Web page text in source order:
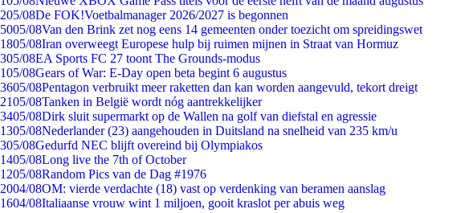
205/08De FOK!Voetbalmanager 2026/2027 is begonnen
5005/08Van den Brink zet nog eens 14 gemeenten onder toezicht om spreidingswet
1805/08Iran overweegt Europese hulp bij ruimen mijnen in Straat van Hormuz
305/08EA Sports FC 27 toont The Grounds-modus
105/08Gears of War: E-Day open beta begint 6 augustus
3605/08Pentagon verbruikt meer raketten dan kan worden aangevuld, tekort dreigt
2105/08Tanken in België wordt nóg aantrekkelijker
3405/08Dirk sluit supermarkt op de Wallen na golf van diefstal en agressie
1305/08Nederlander (23) aangehouden in Duitsland na snelheid van 235 km/u
305/08Gedurfd NEC blijft overeind bij Olympiakos
1405/08Long live the 7th of October
1205/08Random Pics van de Dag #1976
2004/08OM: vierde verdachte (18) vast op verdenking van beramen aanslag
1604/08Italiaanse vrouw wint 1 miljoen, gooit kraslot per abuis weg